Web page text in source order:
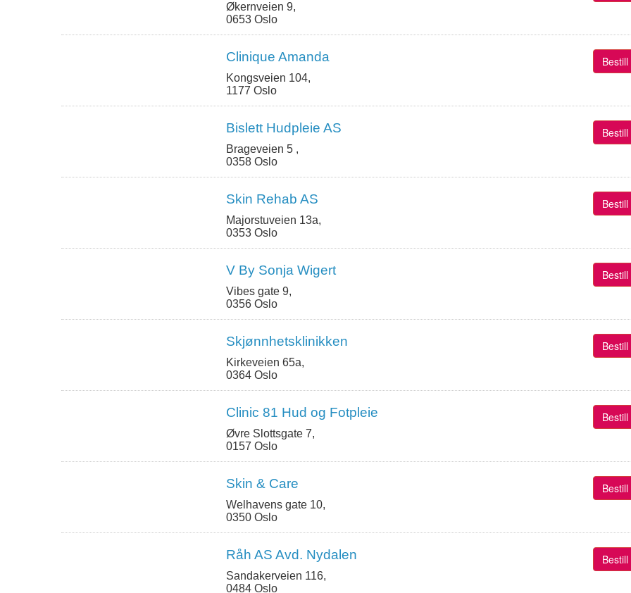
Økernveien 9,
0653 Oslo
Clinique Amanda
Kongsveien 104,
1177 Oslo
Bislett Hudpleie AS
Brageveien 5 ,
0358 Oslo
Skin Rehab AS
Majorstuveien 13a,
0353 Oslo
V By Sonja Wigert
Vibes gate 9,
0356 Oslo
Skjønnhetsklinikken
Kirkeveien 65a,
0364 Oslo
Clinic 81 Hud og Fotpleie
Øvre Slottsgate 7,
0157 Oslo
Skin & Care
Welhavens gate 10,
0350 Oslo
Råh AS Avd. Nydalen
Sandakerveien 116,
0484 Oslo